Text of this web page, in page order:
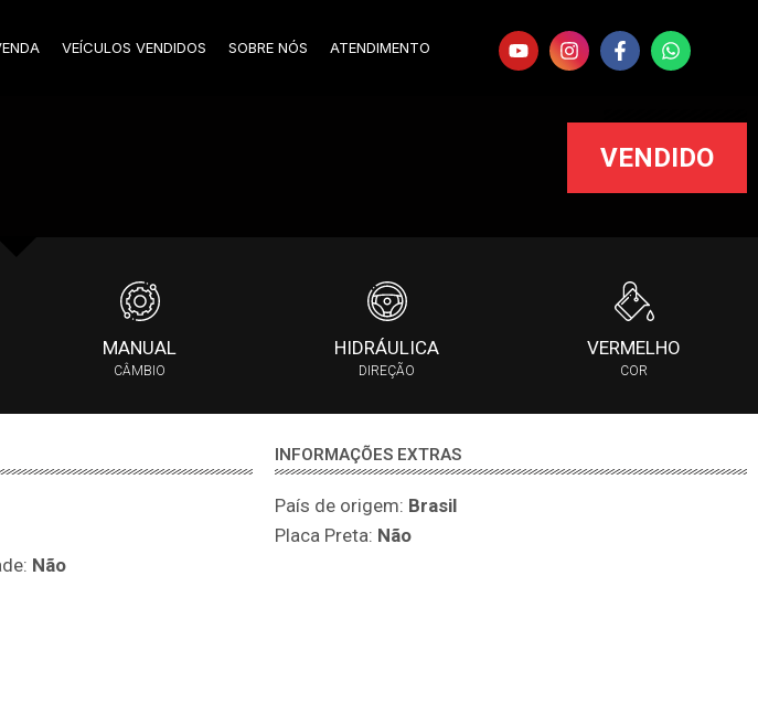
VEÍCULOS VENDIDOS SOBRE NÓS ATENDIMENTO
VENDIDO
MANUAL
CÂMBIO
HIDRÁULICA
DIREÇÃO
VERMELHO
COR
Não
INFORMAÇÕES EXTRAS
País de origem: Brasil
Placa Preta: Não